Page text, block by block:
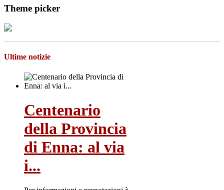
Theme picker
Ultime notizie
Centenario
della Provincia
di Enna: al via
i...